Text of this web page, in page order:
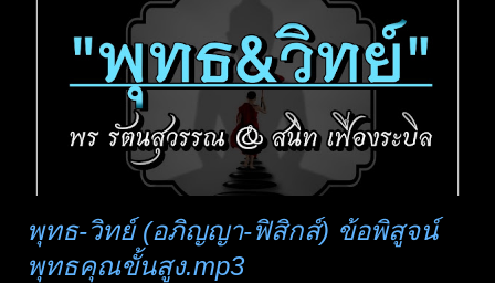
กันนะครับ ในคุกถ้าจัดการดี ๆ เป็นสถานที่ปฏิบัติธรรมได้เลย
เพราะมันไม่ต้องห่วงอนาคต ไม่ต้องคำนึงอดีต และมีเวลาศึกษา
เยอะมากครับ (เสียดายเวลาแทน...
พุทธ-วิทย์ (อภิญญา-ฟิสิกส์) ข้อพิสูจน์
พุทธคุณขั้นสูง.mp3